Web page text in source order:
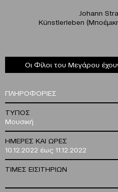
Johann
Künstlerleben
Οι Φίλοι του Μεγάρου
ΠΛΗΡΟΦΟΡΙΕΣ
ΤΥΠΟΣ
Μουσική
ΗΜΕΡΕΣ ΚΑΙ ΩΡΕΣ
10.12.2022 έως 11.12.2022
ΤΙΜΕΣ ΕΙΣΙΤΗΡΙΩΝ